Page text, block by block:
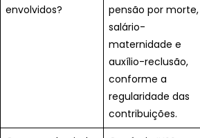
envolvidos?
pensão por morte,
salário-
maternidade e
auxílio-reclusão,
conforme a
regularidade das
contribuições.